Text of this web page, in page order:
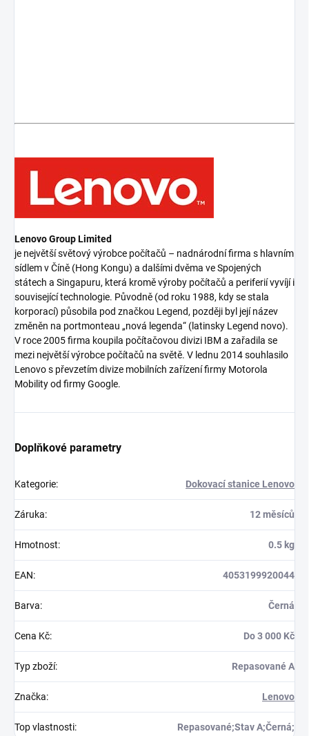
Lenovo Group Limited
je největší světový výrobce počítačů – nadnárodní firma s hlavním
sídlem v Číně (Hong Kongu) a dalšími dvěma ve Spojených
státech a Singapuru, která kromě výroby počítačů a periferií vyvíjí i
související technologie. Původně (od roku 1988, kdy se stala
korporací) působila pod značkou Legend, později byl její název
změněn na portmonteau „nová legenda“ (latinsky Legend novo).
V roce 2005 firma koupila počítačovou divizi IBM a zařadila se
mezi největší výrobce počítačů na světě. V lednu 2014 souhlasilo
Lenovo s převzetím divize mobilních zařízení firmy Motorola
Mobility od firmy Google.
Doplňkové parametry
Kategorie: Dokovací stanice Lenovo
Záruka: 12 měsíců
Hmotnost: 0.5 kg
EAN: 4053199920044
Barva: Černá
Cena Kč: Do 3 000 Kč
Typ zboží: Repasované A
Značka: Lenovo
Top vlastnosti: Repasované;Stav A;Černá;